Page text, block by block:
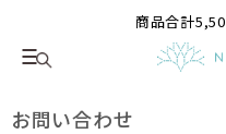
商品合計
お問い合わせ